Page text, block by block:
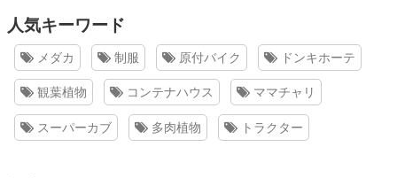
人気キーワード
メダカ 制服 原付バイク ドンキホーテ
観葉植物 コンテナハウス ママチャリ
スーパーカブ 多肉植物 トラクター